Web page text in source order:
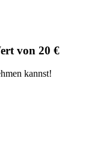
von 20 €
kannst!